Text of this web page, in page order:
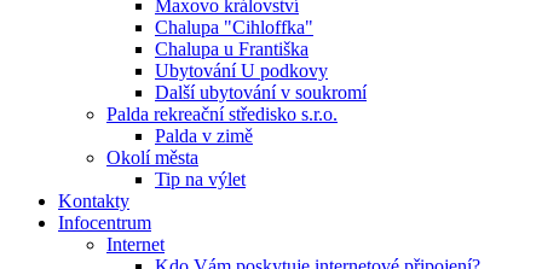
Maxovo království
Chalupa "Cihloffka"
Chalupa u Františka
Ubytování U podkovy
Další ubytování v soukromí
Palda rekreační středisko s.r.o.
Palda v zimě
Okolí města
Tip na výlet
Kontakty
Infocentrum
Internet